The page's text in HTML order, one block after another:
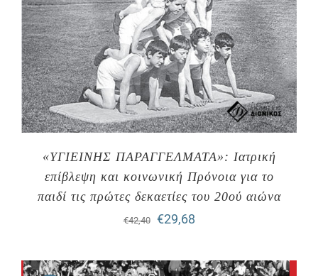
«ΥΓΙΕΙΝΗΣ ΠΑΡΑΓΓΕΛΜΑΤΑ»: Ιατρική
επίβλεψη και κοινωνική Πρόνοια για το
παιδί τις πρώτες δεκαετίες του 20ού αιώνα
€42,40
Original
was:
€29,68Η
τιμή